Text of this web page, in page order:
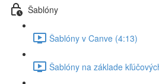
Šablóny
Šablóny v Canve (4:13)
Šablóny na základe